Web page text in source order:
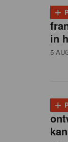
+
in
5
+